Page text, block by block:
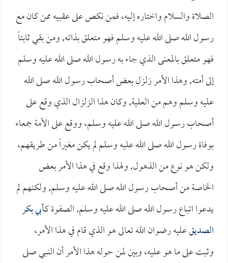
الصلاة والسلام واختاره إليه، فمن نكص على عقبيه ممن كان مع
رسول الله صلى الله عليه وسلم فهو متعلق بذاته, ومن بقي ثابتاً
فهو متعلق بالمعنى الذي جاء به رسول الله صلى الله عليه وسلم
إلى أمته, وهذا الأمر زلزل بعض أصحاب رسول الله صلى الله
عليه وسلم وهم من العلية, وكان هذا الزلزال الذي وقع على
أصحاب رسول الله صلى الله عليه وسلم، ووقع على الأمة جمعاء
بوفاة رسول الله صلى الله عليه وسلم لم يكن مغيراً من طريقهم،
ولكن هو نوع من الذهول, ولهذا وقع في هذا الأمر بعض
الخاصة من أصحاب رسول الله صلى الله عليه وسلم, ولكنهم لم
يدعوا اتباع رسول الله صلى الله عليه وسلم, الصفوة كـأبي بكر
الصديقعليه رضوان الله تعالى هو الذي قام في هذا الأمر،
وثبت على ما هو عليه، وبين لمن حوله هذا الأمر أن النبي صلى